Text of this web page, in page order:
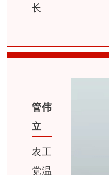
长
管伟
立
农工
党温